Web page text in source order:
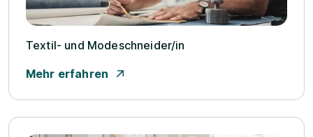
Textil- und Modeschneider/­in
Mehr erfahren